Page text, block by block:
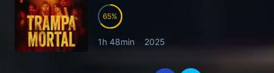
65
1h 48min 2025